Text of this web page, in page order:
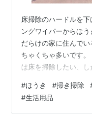
床掃除のハードルを
ングワイパーからほ
だらけの家に住んで
ちゃくちゃ多いです
は床を掃除したい、
で、何かが気に入らな
っているんだろうと、
何年も使い続けてい
#ほうき #掃き掃除
#生活用品